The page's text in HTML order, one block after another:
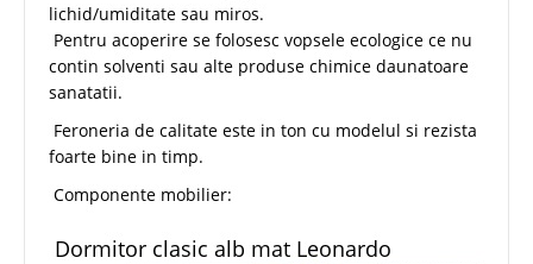
lichid/umiditate sau miros.
Pentru acoperire se folosesc vopsele ecologice ce nu
contin solventi sau alte produse chimice daunatoare
sanatatii.
Feroneria de calitate este in ton cu modelul si rezista
foarte bine in timp.
Componente mobilier:
Dormitor clasic alb mat Leonardo